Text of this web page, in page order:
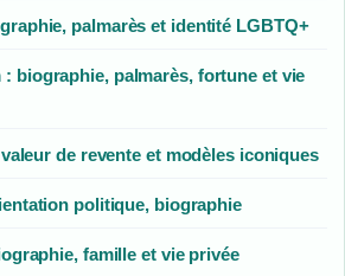
palmarès et identité LGBTQ+
biographie, palmarès, fortune et vie
de revente et modèles iconiques
politique, biographie
famille et vie privée